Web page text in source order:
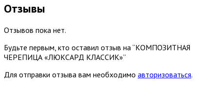
Отзывы
Отзывов пока нет.
Будьте первым, кто оставил отзыв на “КОМПОЗИТНАЯ
ЧЕРЕПИЦА «ЛЮКСАРД КЛАССИК»”
Для отправки отзыва вам необходимо авторизоваться.